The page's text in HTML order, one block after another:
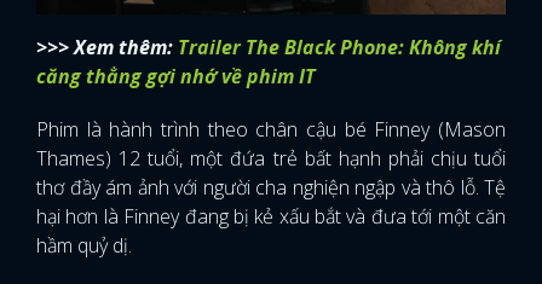
>>> Xem thêm: Trailer The Black Phone: Không khí
căng thẳng gợi nhớ về phim IT
Phim là hành trình theo chân cậu bé Finney (Mason
Thames) 12 tuổi, một đứa trẻ bất hạnh phải chịu tuổi
thơ đầy ám ảnh với người cha nghiện ngập và thô lỗ. Tệ
hại hơn là Finney đang bị kẻ xấu bắt và đưa tới một căn
hầm quỷ dị.